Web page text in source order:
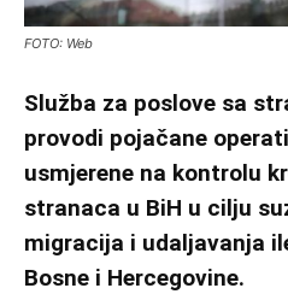
FOTO: Web
Služba za poslove sa
provodi pojačane
usmjerene na kontrolu
stranaca u BiH u cilju
migracija i udaljavanja
Bosne i Hercegovine.